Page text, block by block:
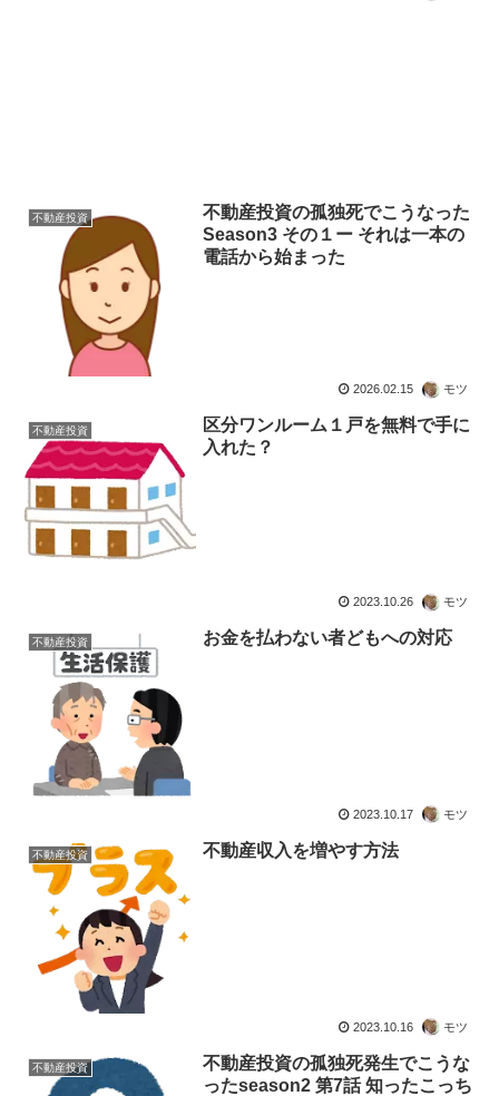
不動産投資
不動産投資の孤独死でこうなった
Season3 その１ー それは一本の
電話から始まった
2026.02.15 モツ
不動産投資
区分ワンルーム１戸を無料で手に
入れた？
2023.10.26 モツ
不動産投資 お金を払わない者どもへの対応
2023.10.17 モツ
不動産投資 不動産収入を増やす方法
2023.10.16 モツ
不動産投資
不動産投資の孤独死発生でこうな
ったseason2 第7話 知ったこっち